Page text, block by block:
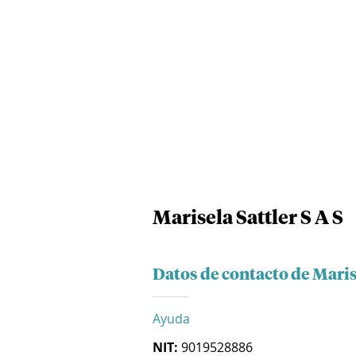
Marisela Sattler S A S
Datos de contacto de
Ayuda
NIT: 9019528886